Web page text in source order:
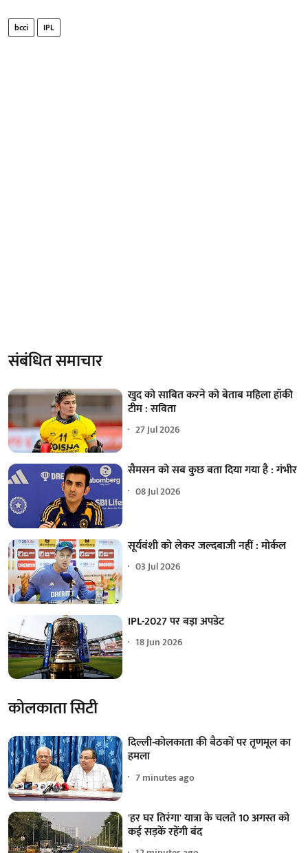
bcci IPL
संबंधित समाचार
खुद को साबित करने को बेताब महिला हॉकी
टीम : सविता
27 Jul 2026
सैमसन को सब कुछ बता दिया गया है : गंभीर
08 Jul 2026
सूर्यवंशी को लेकर जल्दबाजी नहीं : मोर्कल
03 Jul 2026
IPL-2027 पर बड़ा अपडेट
18 Jun 2026
कोलकाता सिटी
दिल्ली-कोलकाता की बैठकों पर तृणमूल का
हमला
7 minutes ago
'हर घर तिरंगा' यात्रा के चलते 10 अगस्त को
कई सड़कें रहेंगी बंद